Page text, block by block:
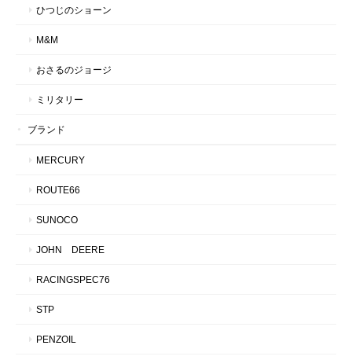
ひつじのショーン
M&M
おさるのジョージ
ミリタリー
ブランド
MERCURY
ROUTE66
SUNOCO
JOHN DEERE
RACINGSPEC76
STP
PENZOIL